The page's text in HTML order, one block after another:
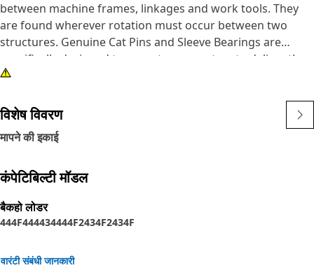
between machine frames, linkages and work tools. They
are found wherever rotation must occur between two
structures. Genuine Cat Pins and Sleeve Bearings are
specifically designed to operate as a system to deliver the
performance you expect. Caterpillar design engineers
heat treatment, surface treatments and finish to each part
to enable them to work and wear effectively with all the
other neighboring and dependent parts.
विशेष विवरण
मापने की इकाई
कंपेटिबिल्टी मॉडल
बैकहो लोडर
444F444434444F2434F2434F
वारंटी संबंधी जानकारी